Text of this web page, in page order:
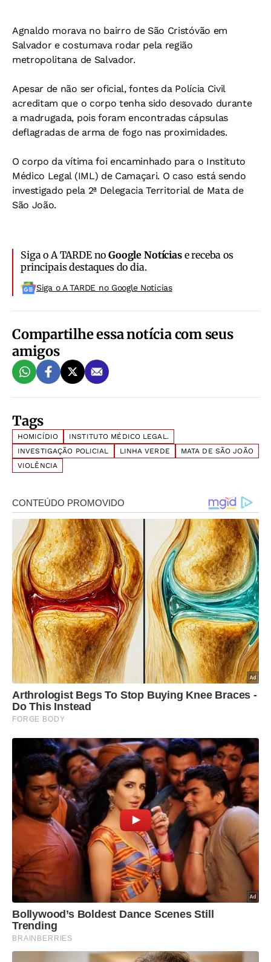
Agnaldo morava no bairro de São Cristóvão em
Salvador e costumava rodar pela região
metropolitana de Salvador.
Apesar de não ser oficial, fontes da Polícia Civil
acreditam que o corpo tenha sido desovado durante
a madrugada, pois foram encontradas cápsulas
deflagradas de arma de fogo nas proximidades.
O corpo da vítima foi encaminhado para o Instituto
Médico Legal (IML) de Camaçari. O caso está sendo
investigado pela 2ª Delegacia Territorial de Mata de
São João.
Siga o A TARDE noGoogle Notíciase receba os
principais destaques do dia.
Siga o A TARDE no Google Noticias
Compartilhe essa notícia com seus
amigos
Tags
HOMICÍDIO
INSTITUTO MÉDICO LEGAL.
INVESTIGAÇÃO POLICIAL
LINHA VERDE
MATA DE SÃO JOÃO
VIOLÊNCIA